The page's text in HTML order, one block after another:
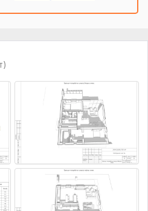
его под ваш участок и
участку понадобится:
участка и его координаты;
деталей и просмотра
дома